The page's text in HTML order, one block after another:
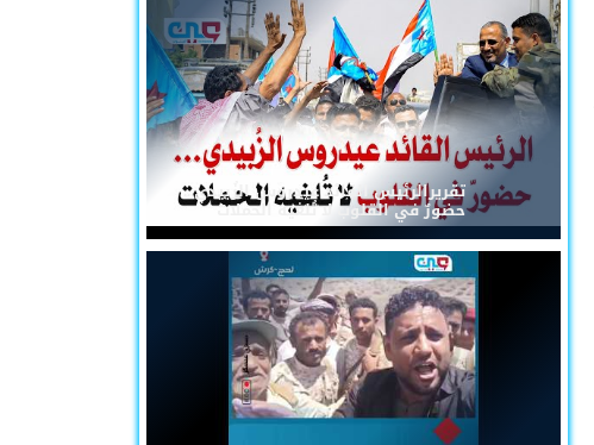
تقريرالرئيس القائد عيدروس الزُبيدي...
حضورٌ في القلوب لا تُلغيه الحملات